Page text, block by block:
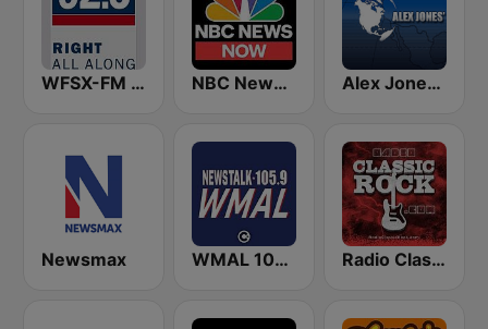
WFSX-FM 92.5 Right All Along (US Only) NBC News Now Alex Jones - Infowars.com
Newsmax WMAL 105.9 FM Radio Classic Rock